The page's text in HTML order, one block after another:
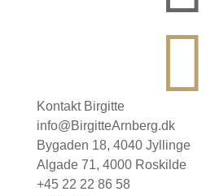

Kontakt Birgitte
info@BirgitteArnberg.dk
Bygaden 18, 4040 Jyllinge
Algade 71, 4000 Roskilde
+45 22 22 86 58